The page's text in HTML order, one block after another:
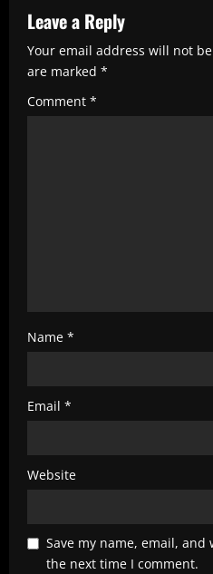
e
R
e
a
Leave a Reply
Your email address will not
are marked *
Comment *
Name *
Email *
Website
Save my name, email,
the next time I comment.